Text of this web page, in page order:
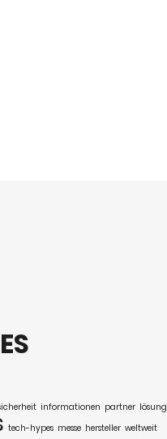
informationen partner lösung
tech-hypes messe hersteller weltweit